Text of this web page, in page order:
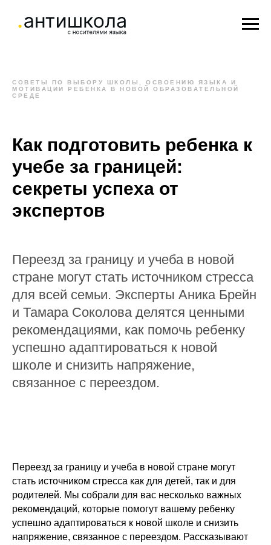
СОВЕТЫ ПО ВЫБОРУ ШКОЛЫ, ОСВОЕНИЮ ЯЗЫКА И
МОТИВАЦИИ РЕБЕНКА В НОВОЙ ОБРАЗОВАТЕЛЬНОЙ
СРЕДЕ
Как подготовить ребенка к
учебе за границей:
секреты успеха от
экспертов
Переезд за границу и учеба в новой
стране могут стать источником стресса
для всей семьи. Эксперты Аника Брейн
и Тамара Соколова делятся ценными
рекомендациями, как помочь ребенку
успешно адаптироваться к новой
школе и снизить напряжение,
связанное с переездом.
Переезд за границу и учеба в новой стране могут
стать источником стресса как для детей, так и для
родителей. Мы собрали для вас несколько важных
рекомендаций, которые помогут вашему ребенку
успешно адаптироваться к новой школе и снизить
напряжение, связанное с переездом. Рассказывают